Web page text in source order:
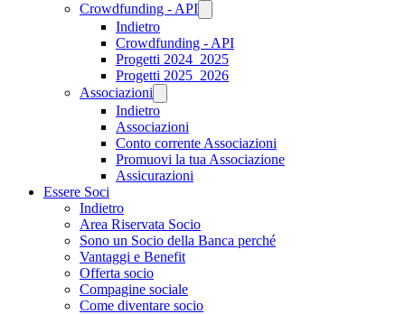
Crowdfunding - API
Indietro
Crowdfunding - API
Progetti 2024_2025
Progetti 2025_2026
Associazioni
Indietro
Associazioni
Conto corrente Associazioni
Promuovi la tua Associazione
Assicurazioni
Essere Soci
Indietro
Area Riservata Socio
Sono un Socio della Banca perché
Vantaggi e Benefit
Offerta socio
Compagine sociale
Come diventare socio